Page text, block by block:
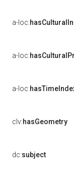
a-loc:
a-loc:
a-loc:
clv:hasGeometry
dc:subject